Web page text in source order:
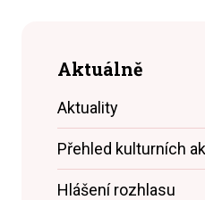
Aktuálně
Aktuality
Přehled kulturních
Hlášení rozhlasu